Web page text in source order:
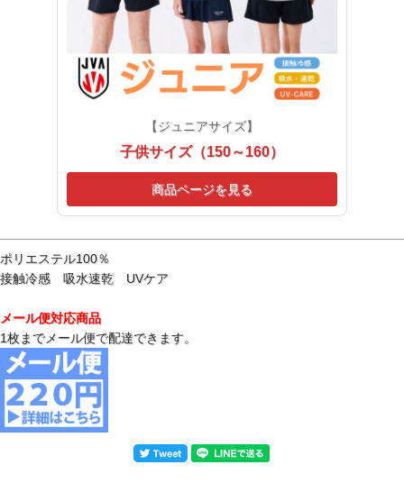
【ジュニアサイズ】
子供サイズ（150～160）
商品ページを見る
ポリエステル100％
接触冷感 吸水速乾 UVケア
メール便対応商品
1枚までメール便で配達できます。